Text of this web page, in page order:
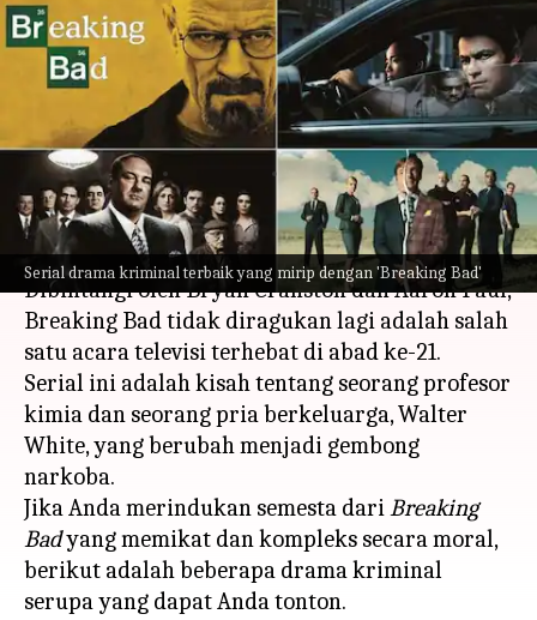
Serial drama kriminal terbaik yang mirip dengan 'Breaking Bad'
Jika Anda Menyukai Serial
'Breaking Bad', Tontonlah
Serial Drama Kriminal Yang
Serupa Ini
menulis Handoko 12:55 pm
Apa ceritanya
Dibintangi oleh Bryan Cranston dan Aaron Paul,
Breaking Bad tidak diragukan lagi adalah salah
satu acara televisi terhebat di abad ke-21.
Serial ini adalah kisah tentang seorang profesor
kimia dan seorang pria berkeluarga, Walter
White, yang berubah menjadi gembong
narkoba.
Jika Anda merindukan semesta dariBreaking
Badyang memikat dan kompleks secara moral,
berikut adalah beberapa drama kriminal